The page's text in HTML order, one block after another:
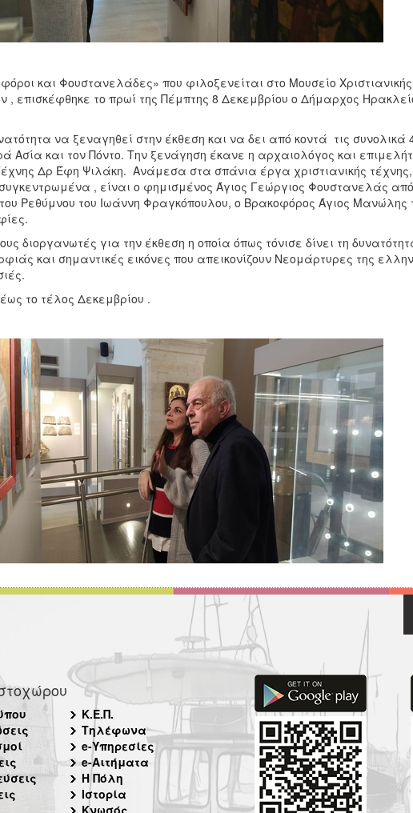
και Φουστανελάδες» που φιλοξενείται στο Μουσείο
, επισκέφθηκε το πρωί της Πέμπτης 8 Δεκεμβρίου ο Δήμαρχος
να ξεναγηθεί στην έκθεση και να δει από κοντά τις συνολικά
Ασία και τον Πόντο. Την ξενάγηση έκανε η αρχαιολόγος και
Δρ Έφη Ψιλάκη. Ανάμεσα στα σπάνια έργα χριστιανικής
, είναι ο φημισμένος Άγιος Γεώργιος Φουστανελάς
Ρεθύμνου του Ιωάννη Φραγκόπουλου, ο Βρακοφόρος Άγιος Μανώλης
διοργανωτές για την έκθεση η οποία όπως τόνισε δίνει τη
και σημαντικές εικόνες που απεικονίζουν Νεομάρτυρες της
το τέλος Δεκεμβρίου .
Κ.Ε.Π.
Τηλέφωνα
e-Υπηρεσίες
e-Αιτήματα
Η Πόλη
Ιστορία
Κνωσός